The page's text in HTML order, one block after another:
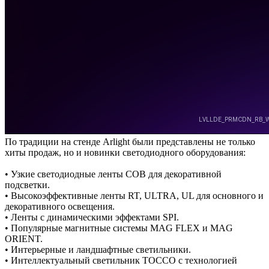
По традиции на стенде Arlight были представлены не только
хиты продаж, но и новинки светодиодного оборудования:
• Узкие светодиодные ленты COB для декоративной
подсветки.
• Высокоэффективные ленты RT, ULTRA, UL для основного и
декоративного освещения.
• Ленты с динамическими эффектами SPI.
• Популярные магнитные системы MAG FLEX и MAG
ORIENT.
• Интерьерные и ландшафтные светильники.
• Интеллектуальный светильник TOCCO с технологией